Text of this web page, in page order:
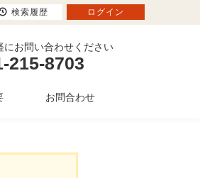
にお問い合わせください
215-8703
お問合わせ
検索履歴 ログイン